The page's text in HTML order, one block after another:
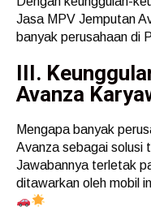
Jasa MPV Jemputan
banyak perusahaan di
III.
Avanza
Mengapa banyak
Avanza sebagai solusi
Jawabannya terletak
ditawarkan oleh mobil